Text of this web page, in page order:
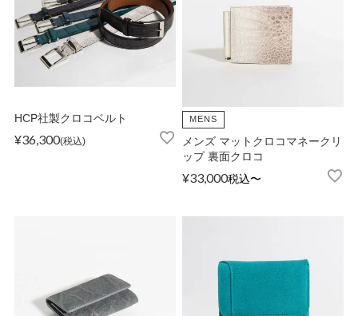
HCP社製クロコベルト
¥36,300 税込
MENS
メンズ マットクロコマネークリ
ップ 裏面クロコ
¥33,000税込〜